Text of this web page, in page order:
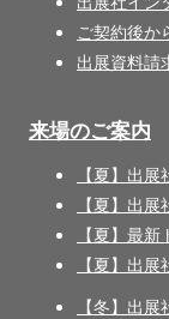
ご契約後か
出展資料請
来場のご案内
【夏】出
【夏】出
【夏】最
【夏】出
【冬】出